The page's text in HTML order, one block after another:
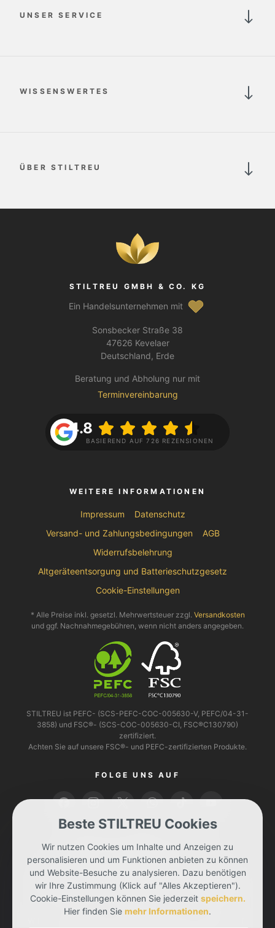
UNSER SERVICE
WISSENSWERTES
ÜBER STILTREU
STILTREU GMBH & CO. KG
Ein Handelsunternehmen mit
Sonsbecker Straße 38
47626 Kevelaer
Deutschland, Erde
Beratung und Abholung nur mit
Terminvereinbarung
4.8
BASIEREND AUF 726 REZENSIONEN
WEITERE INFORMATIONEN
Impressum
Datenschutz
Versand- und Zahlungsbedingungen
AGB
Widerrufsbelehrung
Altgeräteentsorgung und Batterieschutzgesetz
Cookie-Einstellungen
* Alle Preise inkl. gesetzl. Mehrwertsteuer zzgl. Versandkosten
und ggf. Nachnahmegebühren, wenn nicht anders angegeben.
STILTREU ist PEFC- (SCS-PEFC-COC-005630-V, PEFC/04-31-
3858) und FSC®- (SCS-COC-005630-CI, FSC®C130790)
zertifiziert.
Achten Sie auf unsere FSC®- und PEFC-zertifizierten Produkte.
FOLGE UNS AUF
Beste STILTREU Cookies
Wir nutzen Cookies um Inhalte und Anzeigen zu
personalisieren und um Funktionen anbieten zu können
und Website-Besuche zu analysieren. Dazu benötigen
wir Ihre Zustimmung (Klick auf "Alles Akzeptieren").
Cookie-Einstellungen können Sie jederzeit speichern.
Hier finden Sie mehr Informationen.